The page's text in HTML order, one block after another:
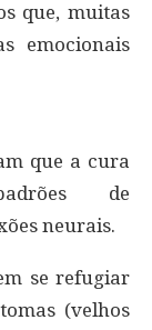
que, muitas
emocionais
que a cura
de
neurais.
se refugiar
(velhos